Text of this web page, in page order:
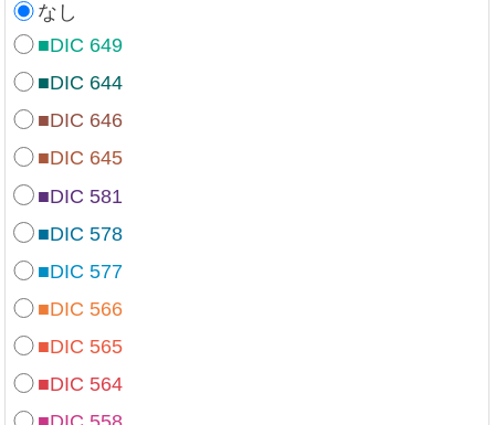
なし
■DIC 649
■DIC 644
■DIC 646
■DIC 645
■DIC 581
■DIC 578
■DIC 577
■DIC 566
■DIC 565
■DIC 564